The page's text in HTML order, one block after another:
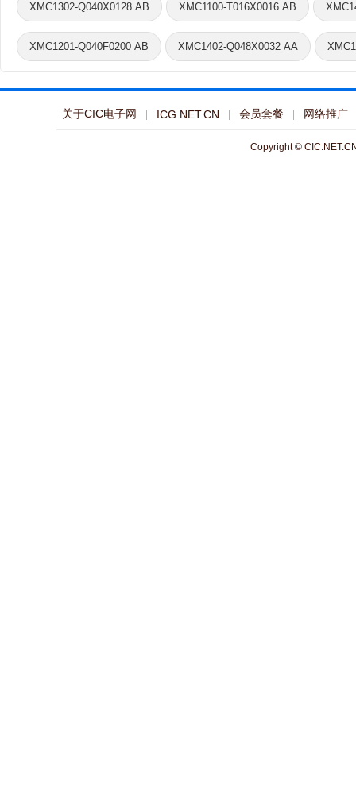
XMC1302-Q040X0128 AB XMC1100-T016X0016 AB
XMC1201-Q040F0200 AB XMC1402-Q048X0032 AA
关于CIC电子网 ICG.NET.CN 会员套餐 网络推广
Copyright ©